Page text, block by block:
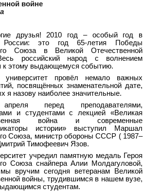
войне
друзья! 2010 год – особый год в
России: это год 65-летия Победы
Союза в Великой Отечественной
российский народ с волнением
к этому выдающемуся событию.
провёл немало важных
посвящённых знаменательной дате,
я назову наиболее значительные.
перед преподавателями,
и студентами с лекцией «Великая
война и современные
истории» выступил Маршал
Союза, министр обороны СССР ( 1987–
Тимофеевич Язов.
учредил памятную медаль Героя
Союза снайпера Алии Молдагуловой,
вручим сегодня ветеранам Великой
войны, трудившимся в нашем вузе,
студентам.